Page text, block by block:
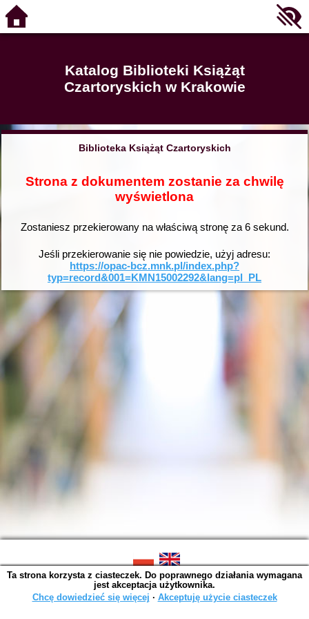
Katalog Biblioteki Książąt
Czartoryskich w Krakowie
Biblioteka Książąt Czartoryskich
Strona z dokumentem zostanie za chwilę
wyświetlona
Zostaniesz przekierowany na właściwą stronę za 6sekund.
Jeśli przekierowanie się nie powiedzie, użyj adresu:
https://opac-bcz.mnk.pl/index.php?
typ=record&001=KMN15002292&lang=pl_PL
SOWA OPAC v. 6.11.10 (2026-07-24)
Wygenerowano w 0,0014 s.
Ta strona korzysta z ciasteczek. Do poprawnego działania wymagana
jest akceptacja użytkownika.
Chcę dowiedzieć się więcej ∙ Akceptuję użycie ciasteczek